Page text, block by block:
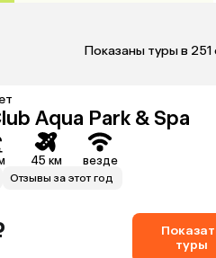
Показаны туры в 251
Aqua Park & Spa
45 км везде
Отзывы за этот год
туры